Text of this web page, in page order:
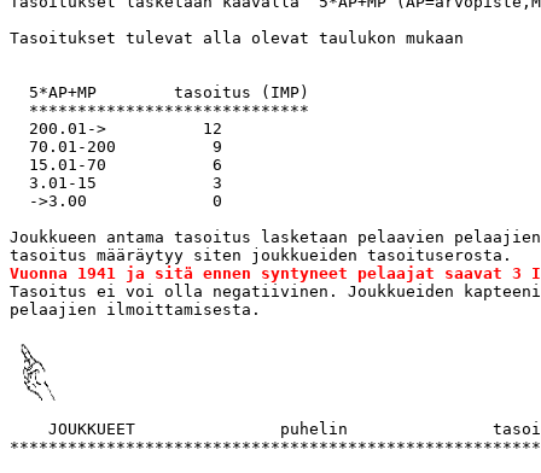
Tasoitukset tulevat alla olevat taulukon mukaan
  5*AP+MP        tasoitus (IMP)
  *****************************
  200.01->          12
  70.01-200          9
  15.01-70           6
  3.01-15            3
  ->3.00             0
Joukkueen antama tasoitus lasketaan pelaavien
Vuonna 1941 ja sitä ennen syntyneet pelaajat saavat 3
Tasoitus ei voi olla negatiivinen. Joukkueiden
JOUKKUEET               puhelin